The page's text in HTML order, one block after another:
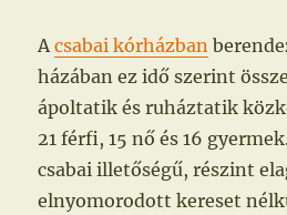
Acsabai kórházban
házában ez idő szerint
ápoltatik és ruháztatik
21 férfi, 15 nő és 16
csabai illetőségű, részint
elnyomorodott kereset